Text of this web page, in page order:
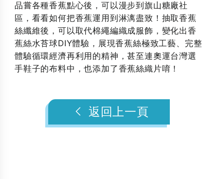
品嘗各種香蕉點心後，可以漫步到旗山糖廠社
區，看看如何把香蕉運用到淋漓盡致！抽取香蕉
絲纖維後，可以取代棉繩編織成服飾，變化出香
蕉絲水苔球DIY體驗，展現香蕉絲極致工藝、完整
體驗循環經濟再利用的精神，甚至連奧運台灣選
手鞋子的布料中，也添加了香蕉絲織片唷！
返回上一頁